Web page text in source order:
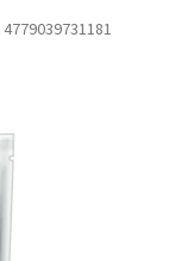
4779039731181